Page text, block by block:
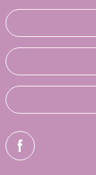
Social-
Facebook